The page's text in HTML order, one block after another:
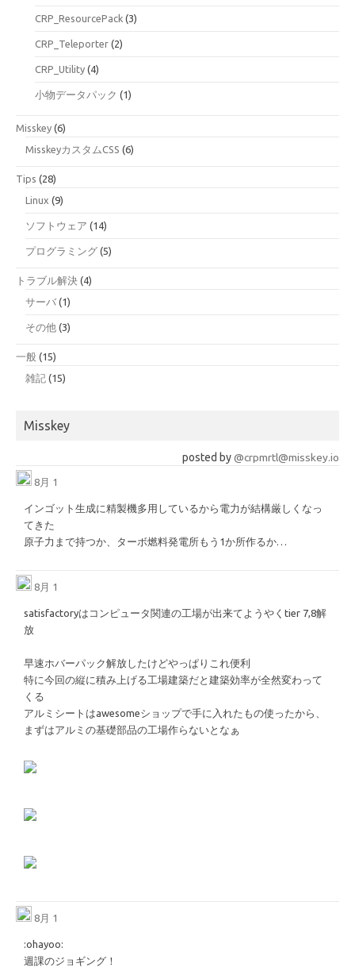
CRP_ResourcePack (3)
CRP_Teleporter (2)
CRP_Utility (4)
小物データパック (1)
Misskey (6)
MisskeyカスタムCSS (6)
Tips (28)
Linux (9)
ソフトウェア (14)
プログラミング (5)
トラブル解決 (4)
サーバ (1)
その他 (3)
一般 (15)
雑記 (15)
Misskey
posted by@crpmrtl@misskey.io
8月 1
インゴット生成に精製機多用しているから電力が結構厳しくなっ
てきた
原子力まで持つか、ターボ燃料発電所もう1か所作るか…
8月 1
satisfactoryはコンピュータ関連の工場が出来てようやくtier 7,8解
放
早速ホバーパック解放したけどやっぱりこれ便利
特に今回の縦に積み上げる工場建築だと建築効率が全然変わって
くる
アルミシートはawesomeショップで手に入れたもの使ったから、
まずはアルミの基礎部品の工場作らないとなぁ
8月 1
​:ohayoo:​
週課のジョギング！